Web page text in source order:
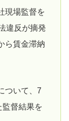
現場監督を
違反が摘発
ら賃金滞納
ついて、7
監督結果を